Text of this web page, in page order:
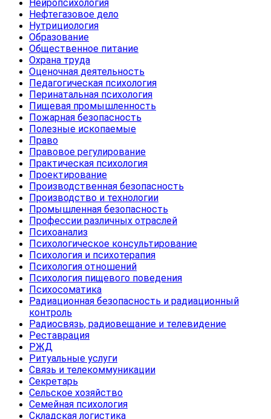
Нейропсихология
Нефтегазовое дело
Нутрициология
Образование
Общественное питание
Охрана труда
Оценочная деятельность
Педагогическая психология
Перинатальная психология
Пищевая промышленность
Пожарная безопасность
Полезные ископаемые
Право
Правовое регулирование
Практическая психология
Проектирование
Производственная безопасность
Производство и технологии
Промышленная безопасность
Профессии различных отраслей
Психоанализ
Психологическое консультирование
Психология и психотерапия
Психология отношений
Психология пищевого поведения
Психосоматика
Радиационная безопасность и радиационный
контроль
Радиосвязь, радиовещание и телевидение
Реставрация
РЖД
Ритуальные услуги
Связь и телекоммуникации
Секретарь
Сельское хозяйство
Семейная психология
Складская логистика